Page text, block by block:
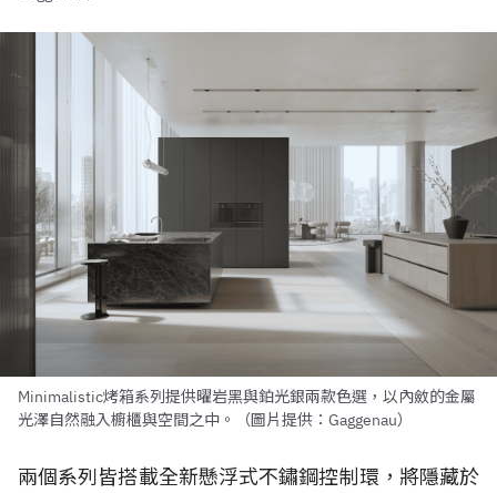
Minimalistic烤箱系列提供曜岩黑與鉑光銀兩款色選，以內斂的金屬
光澤自然融入櫥櫃與空間之中。（圖片提供：Gaggenau）
兩個系列皆搭載全新懸浮式不鏽鋼控制環，將隱藏於